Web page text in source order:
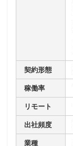
契約形態
稼働率
リモート
出社頻度
業種